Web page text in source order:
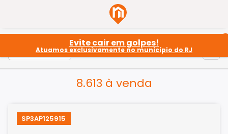
Evite cair em golpes!
Atuamos exclusivamente no município do RJ
8.613 à venda
SP3AP125915